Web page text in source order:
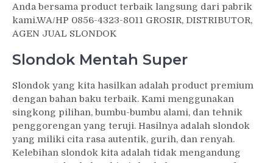
Anda bersama product terbaik langsung dari pabrik
kami.WA/HP 0856-4323-8011 GROSIR, DISTRIBUTOR,
AGEN JUAL SLONDOK
Slondok Mentah Super
Slondok yang kita hasilkan adalah product premium
dengan bahan baku terbaik. Kami menggunakan
singkong pilihan, bumbu-bumbu alami, dan tehnik
penggorengan yang teruji. Hasilnya adalah slondok
yang miliki cita rasa autentik, gurih, dan renyah.
Kelebihan slondok kita adalah tidak mengandung